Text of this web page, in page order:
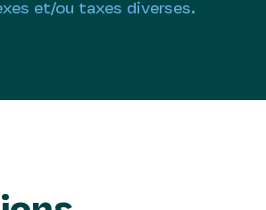
et/ou taxes diverses.